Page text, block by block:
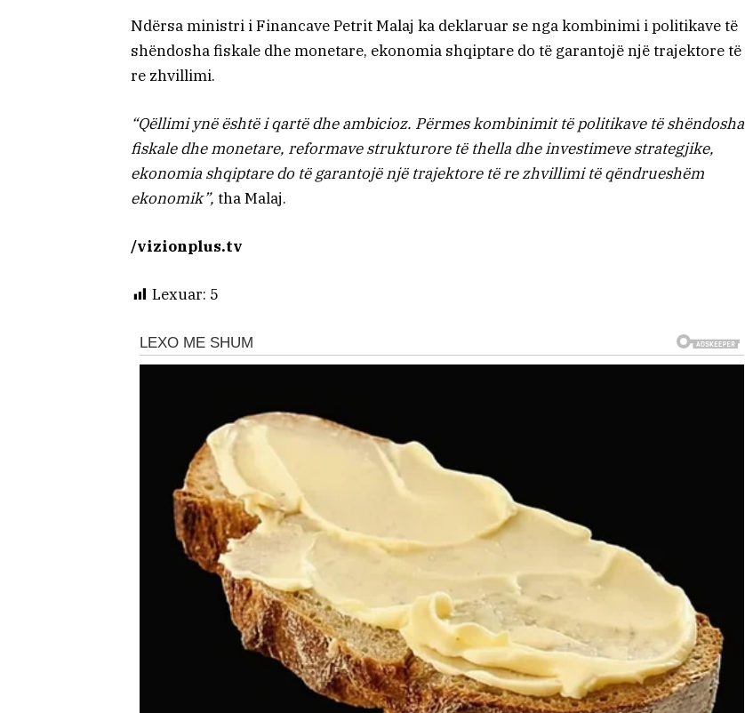
Ndërsa ministri i Financave Petrit Malaj ka deklaruar se nga kombinimi i politikave të
shëndosha fiskale dhe monetare, ekonomia shqiptare do të garantojë një trajektore të
re zhvillimi.
“Qëllimi ynë është i qartë dhe ambicioz. Përmes kombinimit të politikave të shëndosha
fiskale dhe monetare, reformave strukturore të thella dhe investimeve strategjike,
ekonomia shqiptare do të garantojë një trajektore të re zhvillimi të qëndrueshëm
ekonomik”, tha Malaj.
/vizionplus.tv
Lexuar: 5